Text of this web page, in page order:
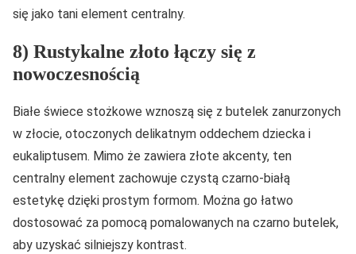
się jako tani element centralny.
8) Rustykalne złoto łączy się z
nowoczesnością
Białe świece stożkowe wznoszą się z butelek zanurzonych
w złocie, otoczonych delikatnym oddechem dziecka i
eukaliptusem. Mimo że zawiera złote akcenty, ten
centralny element zachowuje czystą czarno-białą
estetykę dzięki prostym formom. Można go łatwo
dostosować za pomocą pomalowanych na czarno butelek,
aby uzyskać silniejszy kontrast.